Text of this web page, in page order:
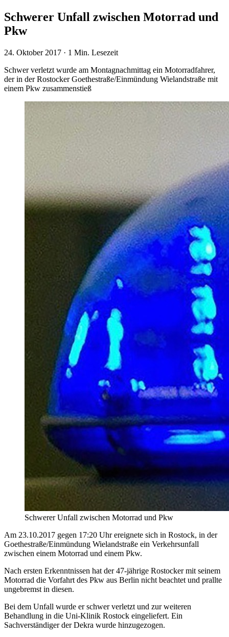
Schwerer Unfall zwischen Motorrad und
Pkw
24. Oktober 2017 · 1 Min. Lesezeit
Schwer verletzt wurde am Montagnachmittag ein Motorradfahrer,
der in der Rostocker Goethestraße/Einmündung Wielandstraße mit
einem Pkw zusammenstieß
Schwerer Unfall zwischen Motorrad und Pkw
Am 23.10.2017 gegen 17:20 Uhr ereignete sich in Rostock, in der
Goethestraße/Einmündung Wielandstraße ein Verkehrsunfall
zwischen einem Motorrad und einem Pkw.
Nach ersten Erkenntnissen hat der 47-jährige Rostocker mit seinem
Motorrad die Vorfahrt des Pkw aus Berlin nicht beachtet und prallte
ungebremst in diesen.
Bei dem Unfall wurde er schwer verletzt und zur weiteren
Behandlung in die Uni-Klinik Rostock eingeliefert. Ein
Sachverständiger der Dekra wurde hinzugezogen.